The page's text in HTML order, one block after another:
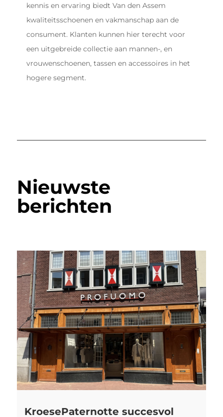
kennis en ervaring biedt Van den Assem
kwaliteitsschoenen en vakmanschap aan de
consument. Klanten kunnen hier terecht voor
een uitgebreide collectie aan mannen-, en
vrouwenschoenen, tassen en accessoires in het
hogere segment.
Nieuwste
berichten
KroesePaternotte succesvol